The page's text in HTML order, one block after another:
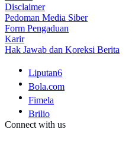
Disclaimer
Pedoman Media Siber
Form Pengaduan
Karir
Hak Jawab dan Koreksi Berita
Liputan6
Bola.com
Fimela
Brilio
Connect with us